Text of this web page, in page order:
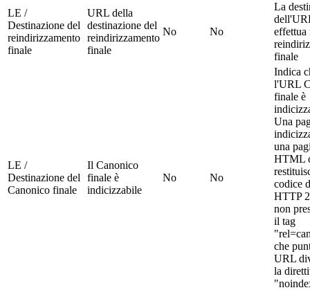
LE /
Destinazione del
reindirizzamento
finale
URL della
destinazione del
reindirizzamento
finale
No No
La
effettua
finale
LE /
Destinazione del
Canonico finale
Il Canonico
finale è
indicizzabile
No No
Indica
l'URL
finale è
Una
una
HTML
codice
HTTP
non
il tag
che
URL
la